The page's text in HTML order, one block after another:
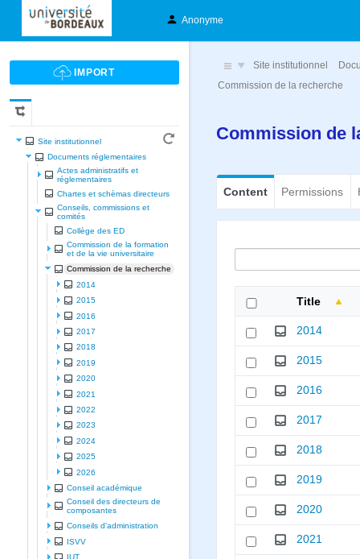
Anonyme
Site institutionnel
Documents réglementaires
Actes administratifs et
réglementaires
Chartes et schèmas directeurs
Conseils, commissions et
comités
Collège des ED
Commission de la formation
et de la vie universitaire
Commission de la recherche
2014
2015
2016
2017
2018
2019
2020
2021
2022
2023
2024
2025
2026
Conseil académique
Conseil des directeurs de
composantes
Conseils d'administration
ISVV
IUT
Site institutionnel
Commission de la recherche
Commission de
Content Permissions
Title
2014
2015
2016
2017
2018
2019
2020
2021